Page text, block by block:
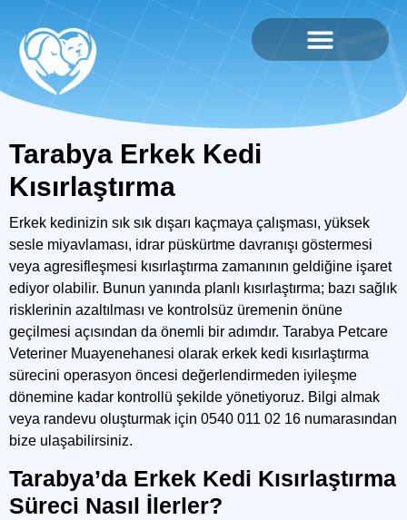
Tarabya Erkek Kedi
Kısırlaştırma
Erkek kedinizin sık sık dışarı kaçmaya çalışması, yüksek
sesle miyavlaması, idrar püskürtme davranışı göstermesi
veya agresifleşmesi kısırlaştırma zamanının geldiğine işaret
ediyor olabilir. Bunun yanında planlı kısırlaştırma; bazı sağlık
risklerinin azaltılması ve kontrolsüz üremenin önüne
geçilmesi açısından da önemli bir adımdır. Tarabya Petcare
Veteriner Muayenehanesi olarak erkek kedi kısırlaştırma
sürecini operasyon öncesi değerlendirmeden iyileşme
dönemine kadar kontrollü şekilde yönetiyoruz. Bilgi almak
veya randevu oluşturmak için 0540 011 02 16 numarasından
bize ulaşabilirsiniz.
Tarabya’da Erkek Kedi Kısırlaştırma
Süreci Nasıl İlerler?